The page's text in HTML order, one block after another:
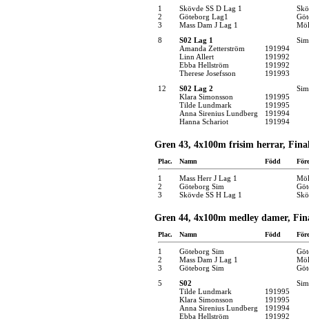
1 Skövde SS D Lag 1
2
Göteborg Lag1
3
Mass Dam J Lag 1
8
S02 Lag 1
Amanda Zetterström
191994
Linn Allert
191992
Ebba Hellström
191992
Therese Josefsson
191993
12
S02 Lag 2
Klara Simonsson
191995
Tilde Lundmark
191995
Anna Sirenius Lundberg
191994
Hanna Schariot
191994
Gren 43, 4x100m frisim herrar,
Plac. Namn Född
1 Mass Herr J Lag 1
2
Göteborg Sim
3
Skövde SS H Lag 1
Gren 44, 4x100m medley damer,
Plac. Namn Född
1 Göteborg Sim
2
Mass Dam J Lag 1
3
Göteborg Sim
5
S02
Tilde Lundmark
191995
Klara Simonsson
191995
Anna Sirenius Lundberg
191994
Ebba Hellström
191992